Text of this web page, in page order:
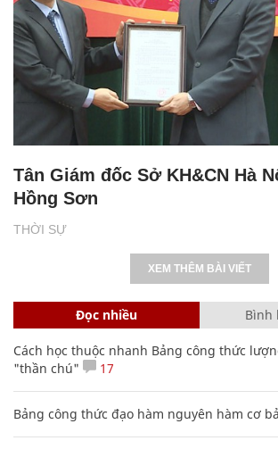
THỜI SỰ
Tân Giám đốc Sở KH&CN Hà
Hồng Sơn
XEM THÊM BÀI VIẾT
Đọc nhiều Bình
Cách học thuộc nhanh Bảng công thức
"thần chú"
17
Bảng công thức đạo hàm nguyên hàm cơ